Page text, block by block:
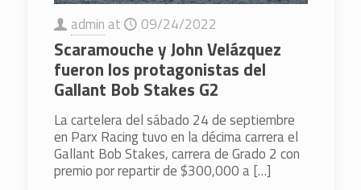
admin at 09/24/2022
Scaramouche y John Velázquez
fueron los protagonistas del
Gallant Bob Stakes G2
La cartelera del sábado 24 de septiembre
en Parx Racing tuvo en la décima carrera el
Gallant Bob Stakes, carrera de Grado 2 con
premio por repartir de $300,000 a[…]